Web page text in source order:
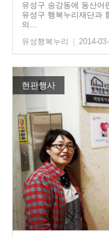
유성구 송강동에 동산어
유성구 행복누리재단과
의…
유성행복누리
2014-
현판행사